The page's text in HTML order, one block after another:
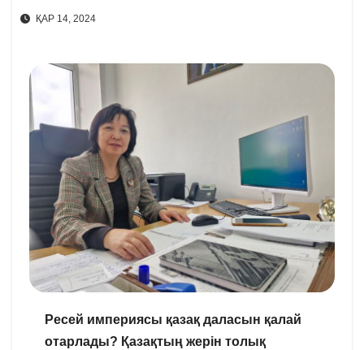
ҚАР 14, 2024
Ресей империясы қазақ даласын қалай
отарлады? Қазақтың жерін толық